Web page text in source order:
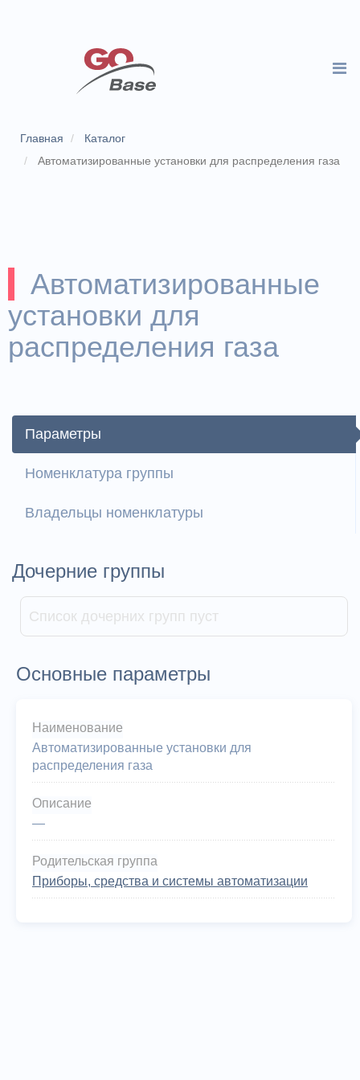
Главная
Каталог
Автоматизированные установки для распределения газа
Автоматизированные
установки для
распределения газа
Параметры
Номенклатура группы
Владельцы номенклатуры
Дочерние группы
Список дочерних групп пуст
Основные параметры
Наименование
Автоматизированные установки для
распределения газа
Описание
—
Родительская группа
Приборы, средства и системы автоматизации